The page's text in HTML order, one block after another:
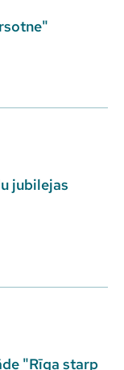
jubilejas
"Rīga starp